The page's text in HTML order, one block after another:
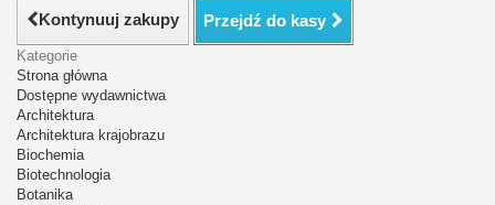
Kontynuuj zakupy Przejdź do kasy
Kategorie
Strona główna
Dostępne wydawnictwa
Architektura
Architektura krajobrazu
Biochemia
Biotechnologia
Botanika